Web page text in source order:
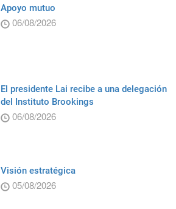
Apoyo mutuo
06/08/2026
El presidente Lai recibe a una delegación
del Instituto Brookings
06/08/2026
Visión estratégica
05/08/2026